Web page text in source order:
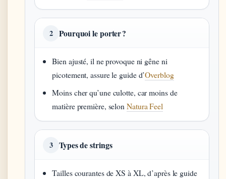
2 Pourquoi le porter ?
Bien ajusté, il ne provoque ni gêne ni
picotement, assure le guide d’Overblog
Moins cher qu’une culotte, car moins de
matière première, selon Natura Feel
3 Types de strings
Tailles courantes de XS à XL, d’après le guide